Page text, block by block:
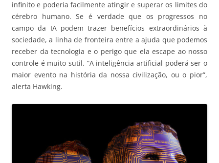
infinito e poderia facilmente atingir e superar os limites do
cérebro humano. Se é verdade que os progressos no
campo da IA podem trazer benefícios extraordinários à
sociedade, a linha de fronteira entre a ajuda que podemos
receber da tecnologia e o perigo que ela escape ao nosso
controle é muito sutil. “A inteligência artificial poderá ser o
maior evento na história da nossa civilização, ou o pior”,
alerta Hawking.